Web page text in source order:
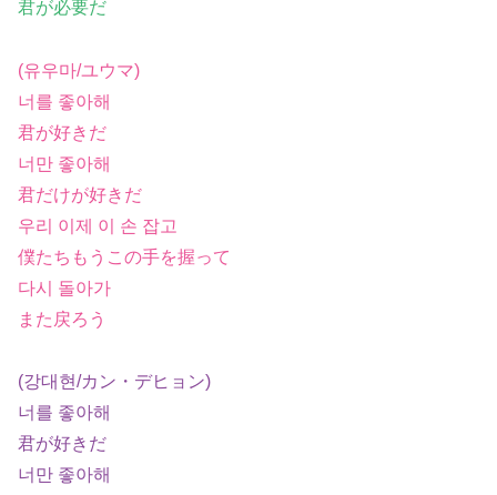
君が必要だ
(유우마/ユウマ)
너를 좋아해
君が好きだ
너만 좋아해
君だけが好きだ
우리 이제 이 손 잡고
僕たちもうこの手を握って
다시 돌아가
また戻ろう
(강대현/カン・デヒョン)
너를 좋아해
君が好きだ
너만 좋아해